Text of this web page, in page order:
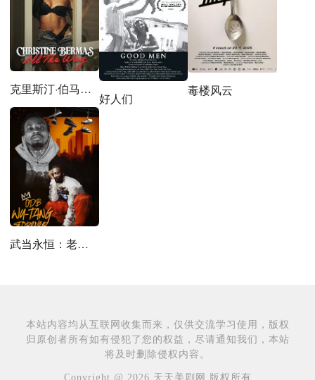
克里斯汀·伯马斯：自始至终
好人们
毒楼风云
武当永恒：老邋遢鬼大传
本站内容均从互联网收集而来，仅供交流学习使用，版权
归原创者所有如有侵犯了您的权益，尽请通知我们，本站
将及时删除侵权内容。
Copyright @ 2026 天天美剧网 版权所有